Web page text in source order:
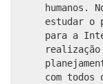
humanos.
estudar o
para a
realização
com todos